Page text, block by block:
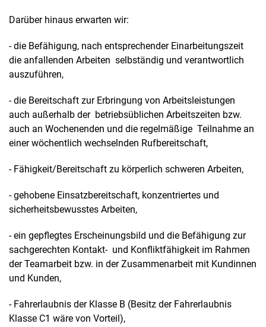
Darüber hinaus erwarten wir:
- die Befähigung, nach entsprechender Einarbeitungszeit
die anfallenden Arbeiten selbständig und verantwortlich
auszuführen,
- die Bereitschaft zur Erbringung von Arbeitsleistungen
auch außerhalb der betriebsüblichen Arbeitszeiten bzw.
auch an Wochenenden und die regelmäßige Teilnahme an
einer wöchentlich wechselnden Rufbereitschaft,
- Fähigkeit/Bereitschaft zu körperlich schweren Arbeiten,
- gehobene Einsatzbereitschaft, konzentriertes und
sicherheitsbewusstes Arbeiten,
- ein gepflegtes Erscheinungsbild und die Befähigung zur
sachgerechten Kontakt- und Konfliktfähigkeit im Rahmen
der Teamarbeit bzw. in der Zusammenarbeit mit Kundinnen
und Kunden,
- Fahrerlaubnis der Klasse B (Besitz der Fahrerlaubnis
Klasse C1 wäre von Vorteil),